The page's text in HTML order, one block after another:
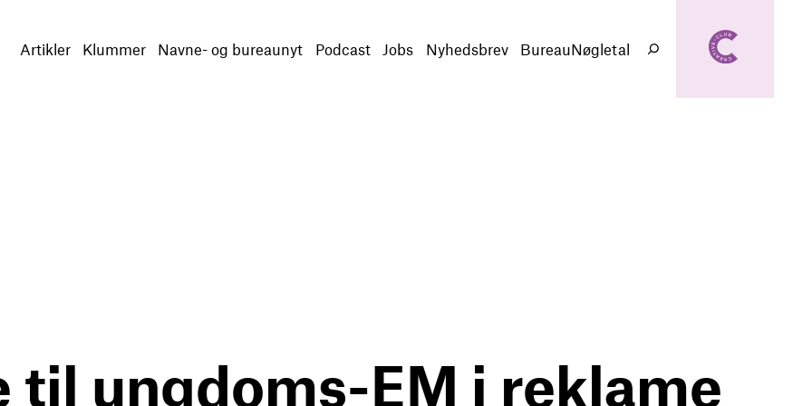
Artikler Klummer Navne- og bureaunyt Podcast Jobs Nyhedsbrev BureauNøgletal
Søg
til ungdoms-EM i reklame